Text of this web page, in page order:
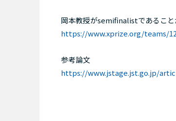
岡本教授がsemifinalistであるこ
https://www.xprize.org/teams/
参考論文
https://www.jstage.jst.go.jp/